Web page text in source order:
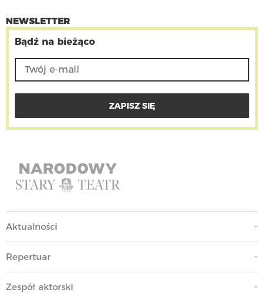
NEWSLETTER
Bądź na bieżąco
Aktualności
Repertuar
Zespół aktorski